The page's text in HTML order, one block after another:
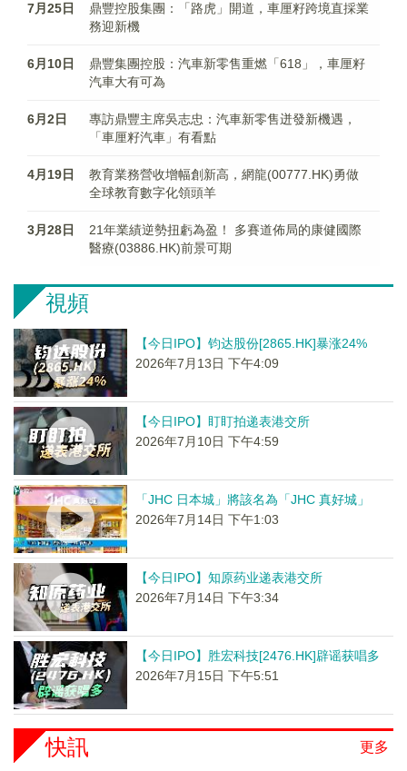
7月25日
鼎豐控股集團：「路虎」開道，車厘籽跨境直採業
務迎新機
6月10日
鼎豐集團控股：汽車新零售重燃「618」，車厘籽
汽車大有可為
6月2日
專訪鼎豐主席吳志忠：汽車新零售迸發新機遇，
「車厘籽汽車」有看點
4月19日
教育業務營收增幅創新高，網龍(00777.HK)勇做
全球教育數字化領頭羊
3月28日
21年業績逆勢扭虧為盈！ 多賽道佈局的康健國際
醫療(03886.HK)前景可期
視頻
【今日IPO】钧达股份[2865.HK]暴涨24%
2026年7月13日 下午4:09
【今日IPO】盯盯拍递表港交所
2026年7月10日 下午4:59
「JHC 日本城」將該名為「JHC 真好城」
2026年7月14日 下午1:03
【今日IPO】知原药业递表港交所
2026年7月14日 下午3:34
【今日IPO】胜宏科技[2476.HK]辟谣获唱多
2026年7月15日 下午5:51
更多
快訊